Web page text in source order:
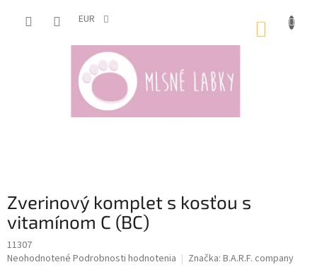
EUR
Zverinový komplet s kosťou s
vitamínom C (BC)
11307
Priemerné
Neohodnotené Podrobnosti hodnotenia Značka: B.A.R.F. company